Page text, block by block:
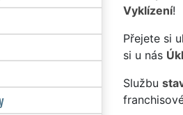
Vyklízení!
Přejete si
si u nás
Službu